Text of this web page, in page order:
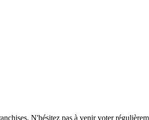
N'hésitez pas à venir voter